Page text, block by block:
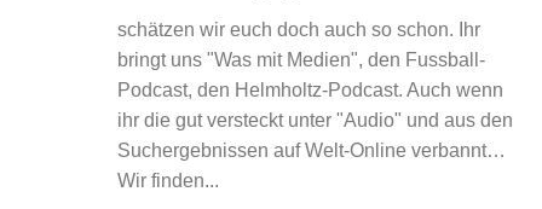
schätzen wir euch doch auch so schon. Ihr
bringt uns "Was mit Medien", den Fussball-
Podcast, den Helmholtz-Podcast. Auch wenn
ihr die gut versteckt unter "Audio" und aus den
Suchergebnissen auf Welt-Online verbannt…
Wir finden...